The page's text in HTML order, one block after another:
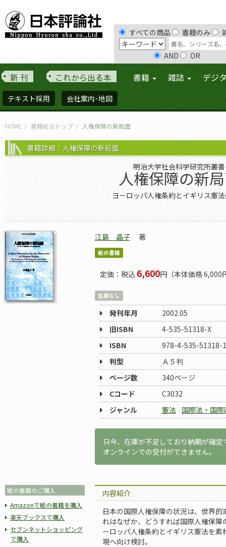
すべての商品 書籍のみ
AND OR
新 刊 これから出る本 書籍 雑誌 デジ
テキスト採用 会社案内･地図
HOME 書籍総合トップ 人権保障の新局面
書籍詳細：人権保障の新局面
明治大学社会科学研究所叢書
人権保障の新
ヨーロッパ人権条約とイギリス憲
江島 晶子 著
紙の書籍
定価：税込 6,600円（本体価格 6,000
在庫なし
発刊年月
2002.05
旧ISBN
4-535-51318-X
ISBN
978-4-535-51318-1
判型
Ａ５判
ページ数
340ページ
Cコード
C3032
ジャンル
憲法 国際法・国際
只今、在庫が不足しており納期が確定
オンラインでの受付ができません。
紙の書籍のご購入
Amazonで紙の書籍を購入
楽天ブックスで購入
セブンネットショッピング
で購入
内容紹介
日本の国際人権保障の状況は、世界
れはなぜか、どうすれば国際人権保
ーロッパ人権条約とイギリス憲法を
現へ向け検討。